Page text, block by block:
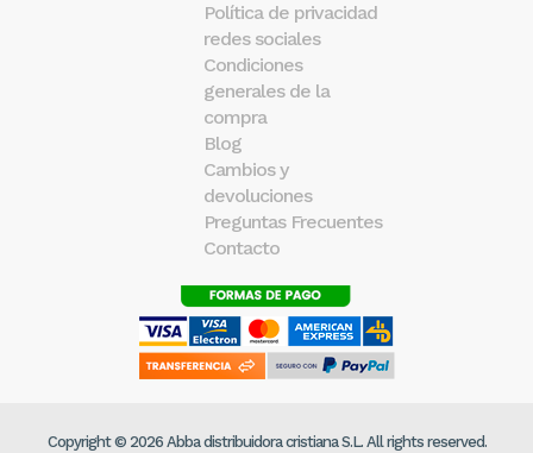
Política de privacidad
redes sociales
Condiciones
generales de la
compra
Blog
Cambios y
devoluciones
Preguntas Frecuentes
Contacto
Copyright © 2026 Abba distribuidora cristiana S.L. All rights reserved.